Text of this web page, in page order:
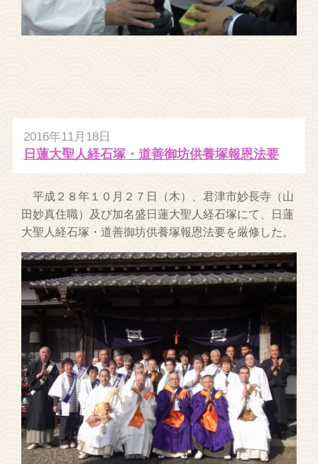
2016年11月18日
日蓮大聖人経石塚・道善御坊供養塚報恩法要
平成２８年１０月２７日（木）、君津市妙長寺（山
田妙真住職）及び加名盛日蓮大聖人経石塚にて、日蓮
大聖人経石塚・道善御坊供養塚報恩法要を厳修した。